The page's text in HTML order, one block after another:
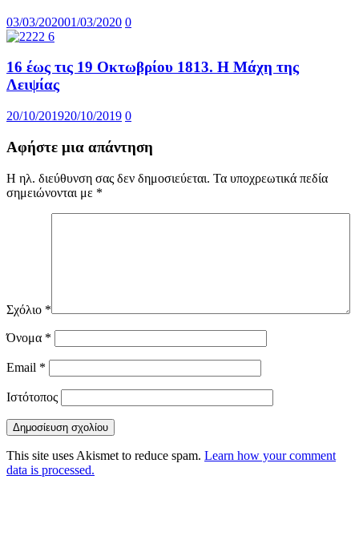
03/03/202001/03/2020 0
16 έως τις 19 Οκτωβρίου 1813. Η Μάχη της
Λειψίας
20/10/201920/10/2019 0
Αφήστε μια απάντηση
Η ηλ. διεύθυνση σας δεν δημοσιεύεται. Τα υποχρεωτικά πεδία
σημειώνονται με *
Σχόλιο *
Όνομα *
Email *
Ιστότοπος
This site uses Akismet to reduce spam. Learn how your comment
data is processed.